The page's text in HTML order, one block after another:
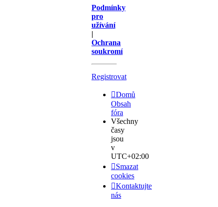
Podmínky
pro
užívání
|
Ochrana
soukromí
Registrovat
Domů
Obsah
fóra
Všechny
časy
jsou
v
UTC+02:00
Smazat
cookies
Kontaktujte
nás